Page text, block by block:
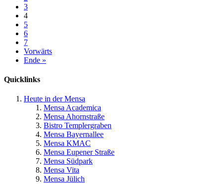
3
4
5
6
7
Vorwärts
Ende »
Quicklinks
Heute in der Mensa
Mensa Academica
Mensa Ahornstraße
Bistro Templergraben
Mensa Bayernallee
Mensa KMAC
Mensa Eupener Straße
Mensa Südpark
Mensa Vita
Mensa Jülich